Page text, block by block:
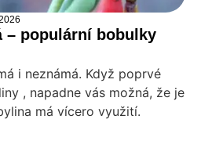
– populární bobulky
i neznámá. Když poprvé
, napadne vás možná, že je
má vícero využití.